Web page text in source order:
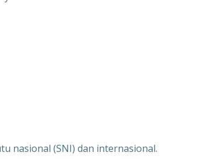
nasional (SNI) dan internasional.